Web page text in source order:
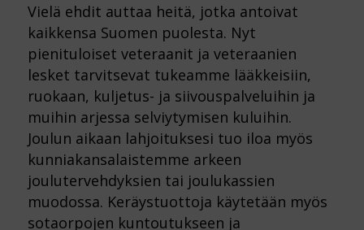
Vielä ehdit auttaa heitä, jotka antoivat
kaikkensa Suomen puolesta. Nyt
pienituloiset veteraanit ja veteraanien
lesket tarvitsevat tukeamme lääkkeisiin,
ruokaan, kuljetus- ja siivouspalveluihin ja
muihin arjessa selviytymisen kuluihin.
Joulun aikaan lahjoituksesi tuo iloa myös
kunniakansalaistemme arkeen
joulutervehdyksien tai joulukassien
muodossa. Keräystuottoja käytetään myös
sotaorpojen kuntoutukseen ja